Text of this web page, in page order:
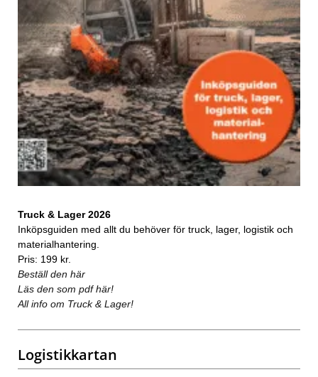
Truck & Lager 2026
Inköpsguiden med allt du behöver för truck, lager, logistik och
materialhantering.
Pris: 199 kr.
Beställ den här
Läs den som pdf här!
All info om Truck & Lager!
Logistikkartan